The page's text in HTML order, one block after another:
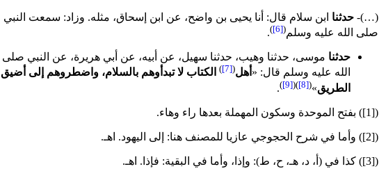
(…)- حدثنا ابن سلام قال: أنا يحيى بن واضح، عن ابن إسحاق، مثله. وزاد: سمعت النبي
صلى الله عليه وسلم(
[6]
)
.
حدثنا موسى، حدثنا وهيب، حدثنا سهيل، عن أبيه، عن أبي هريرة، عن النبي صلى
الله عليه وسلم قال: « أهل(
[7]
) الكتاب لا تبدأوهم بالسلام، واضطروهم إلى أضيق
الطريق»
(
[8]
)(
[9]
)
.
([1]) بفتح الموحدة وسكون المهملة بعدها راء وهاء.
([2]) وأما في شرح الحجوجي عازيا للمصنف هنا: إلى اليهود. اهـ.
([3]) كذا في (أ، د، هـ، ح، ط): وإذا، وأما في البقية: فإذا. اهـ.